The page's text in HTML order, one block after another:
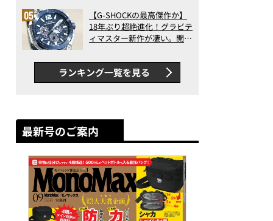
アの実力
【G-SHOCKの最高傑作か】
18年ぶり超絶進化！グラビテ
ィマスター新作が凄い。開発
新ムーブメントの衝撃
ランキング一覧を見る
最新号のご案内